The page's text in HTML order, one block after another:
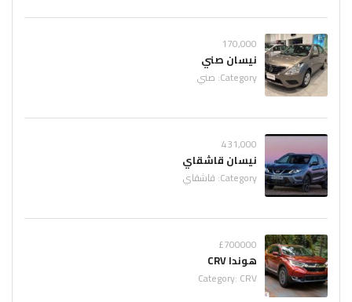
170,000
نيسان صني
Category: صني
431,000
نيسان قاشقاي
Category: قاشقاي
£700000
هوندا CRV
Category: CRV